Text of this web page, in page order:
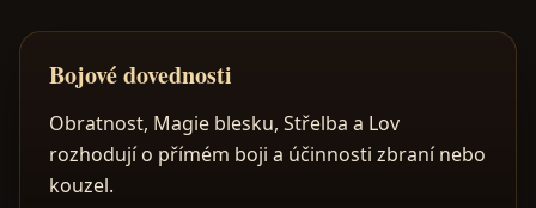
Bojové dovednosti
Obratnost, Magie blesku, Střelba a Lov
rozhodují o přímém boji a účinnosti zbraní nebo
kouzel.